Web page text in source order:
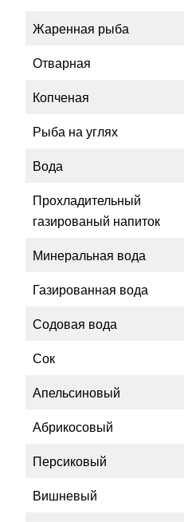
Жаренная рыба
Отварная
Копченая
Рыба на углях
Вода
Прохладительный
газированый напиток
Минеральная вода
Газированная вода
Содовая вода
Сок
Апельсиновый
Абрикосовый
Персиковый
Вишневый